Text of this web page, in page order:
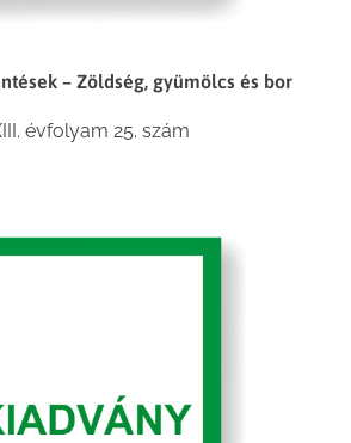
– Zöldség, gyümölcs és bor
évfolyam 25. szám